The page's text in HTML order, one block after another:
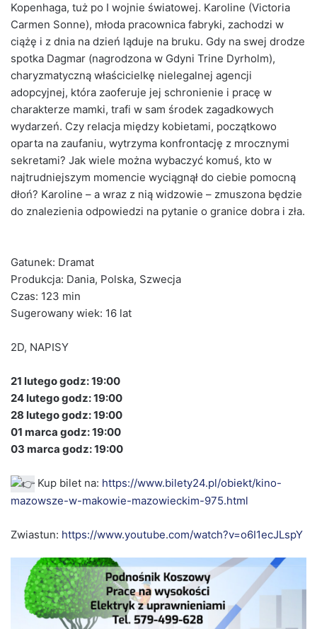
Kopenhaga, tuż po I wojnie światowej. Karoline (Victoria
Carmen Sonne), młoda pracownica fabryki, zachodzi w
ciążę i z dnia na dzień ląduje na bruku. Gdy na swej drodze
spotka Dagmar (nagrodzona w Gdyni Trine Dyrholm),
charyzmatyczną właścicielkę nielegalnej agencji
adopcyjnej, która zaoferuje jej schronienie i pracę w
charakterze mamki, trafi w sam środek zagadkowych
wydarzeń. Czy relacja między kobietami, początkowo
oparta na zaufaniu, wytrzyma konfrontację z mrocznymi
sekretami? Jak wiele można wybaczyć komuś, kto w
najtrudniejszym momencie wyciągnął do ciebie pomocną
dłoń? Karoline – a wraz z nią widzowie – zmuszona będzie
do znalezienia odpowiedzi na pytanie o granice dobra i zła.
Gatunek: Dramat
Produkcja: Dania, Polska, Szwecja
Czas: 123 min
Sugerowany wiek: 16 lat
2D, NAPISY
21 lutego godz: 19:00
24 lutego godz: 19:00
28 lutego godz: 19:00
01 marca godz: 19:00
03 marca godz: 19:00
Kup bilet na: https://www.bilety24.pl/obiekt/kino-
mazowsze-w-makowie-mazowieckim-975.html
Zwiastun: https://www.youtube.com/watch?v=o6I1ecJLspY